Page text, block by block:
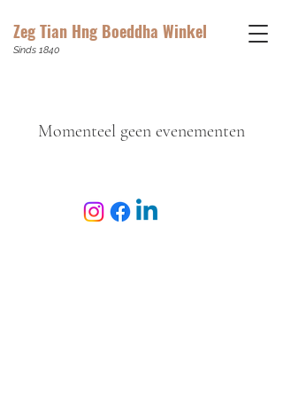
Zeg Tian Hng Boeddha Winkel
Sinds 1840
Momenteel geen evenementen